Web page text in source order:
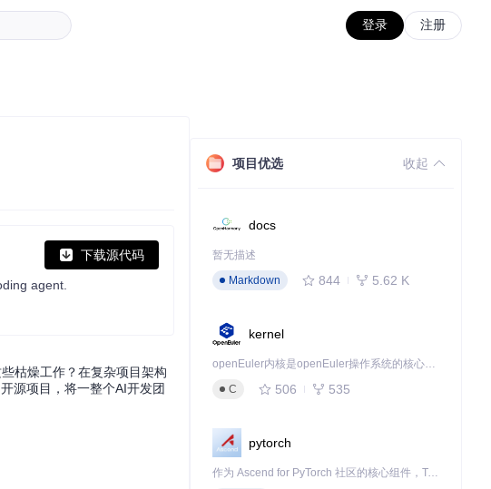
登录 注册
下载源代码
agent.
枯燥工作？在复杂项目架构
源项目，将一整个AI开发团
项目优选 收起
docs
暂无描述
Markdown
844 5.62 K
kernel
openEuler内核是openEuler操作系统的核心，既是系统性能与稳定性的基石，也是连接处理器、设备与服务的桥梁。
C
506 535
pytorch
作为 Ascend for PyTorch 社区的核心组件，TorchNPU 是昇腾专为 PyTorch 打造的深度学习适配插件，使 PyTorch 框架能够直接调用昇腾 NPU，为开发者提供昇腾 AI 处理器的超强算力。